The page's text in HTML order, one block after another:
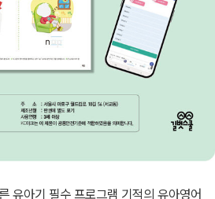
수 프로그램 기적의 유아영어